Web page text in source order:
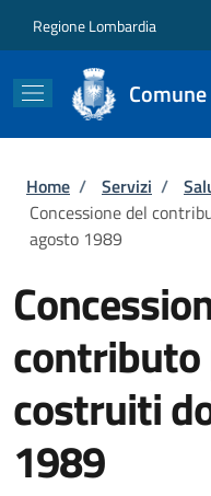
Regione Lombardia
Briciole di
Home / Servizi /
Concessione del
agosto 1989
costruiti
1989